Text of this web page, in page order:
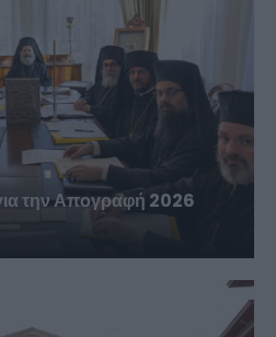
την Απογραφή 2026